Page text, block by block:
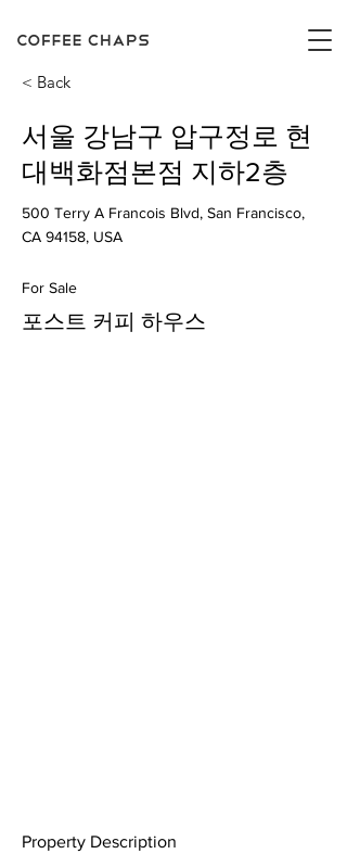
< Back
서울 강남구 압구정로 현
대백화점본점 지하2층
500 Terry A Francois Blvd, San Francisco,
CA 94158, USA
For Sale
포스트 커피 하우스
Property Description